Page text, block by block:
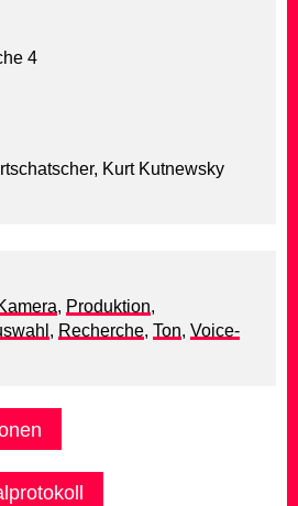
4
Kurt Kutnewsky
, Produktion,
, Recherche, Ton, Voice-